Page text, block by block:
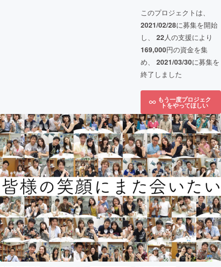
このプロジェクトは、
2021/02/28に募集を開始
し、 22人の支援により
169,000円の資金を集
め、 2021/03/30に募集を
終了しました
もう一度プロジェク
トをやってほしい